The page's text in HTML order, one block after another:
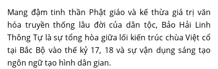
Mang đậm tinh thần Phật giáo và kế thừa giá trị văn
hóa truyền thống lâu đời của dân tộc, Bảo Hải Linh
Thông Tự là sự tổng hòa giữa lối kiến trúc chùa Việt cổ
tại Bắc Bộ vào thế kỷ 17, 18 và sự vận dụng sáng tạo
ngôn ngữ tạo hình dân gian.